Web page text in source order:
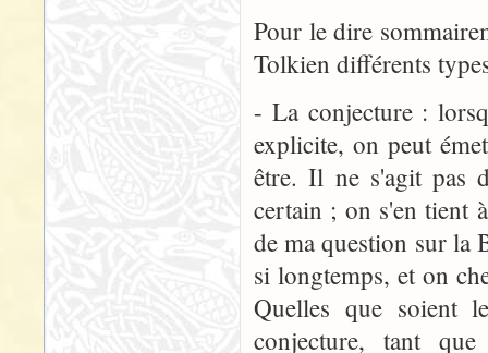
Pour le dire
Tolkien différents
- La conjecture :
explicite, on peut
être. Il ne s'agit pas
certain ; on s'en tient
de ma question sur la
si longtemps, et on
Quelles que soient
conjecture, tant